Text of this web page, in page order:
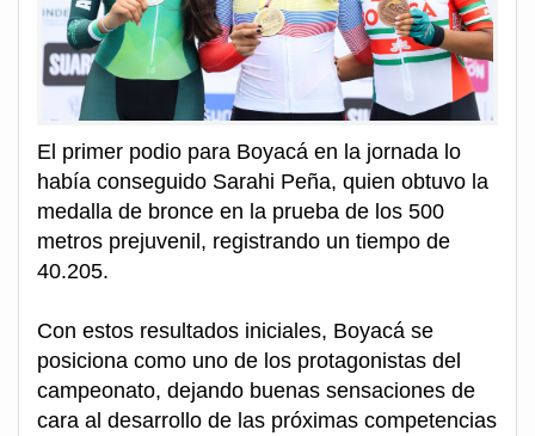
El primer podio para Boyacá en la jornada lo
había conseguido Sarahi Peña, quien obtuvo la
medalla de bronce en la prueba de los 500
metros prejuvenil, registrando un tiempo de
40.205.
Con estos resultados iniciales, Boyacá se
posiciona como uno de los protagonistas del
campeonato, dejando buenas sensaciones de
cara al desarrollo de las próximas competencias